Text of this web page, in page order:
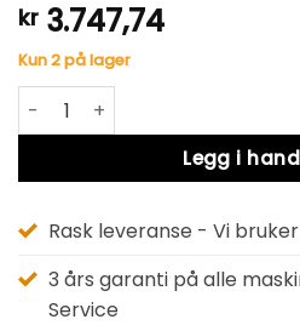
kr 3.747,74
Kun 2 på lager
ELECTRONIC SA antall
Legg i
Alternative:
Rask leveranse - Vi
3 års garanti på alle
Service